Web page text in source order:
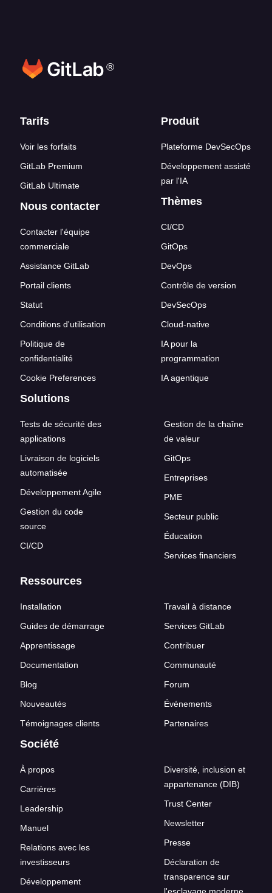
®
Liens en bas de page
Tarifs
Voir les forfaits
GitLab Premium
GitLab Ultimate
Nous contacter
Contacter l'équipe
commerciale
Assistance GitLab
Portail clients
Statut
Conditions d'utilisation
Politique de
confidentialité
Cookie Preferences
Produit
Plateforme DevSecOps
Développement assisté
par l'IA
Thèmes
CI/CD
GitOps
DevOps
Contrôle de version
DevSecOps
Cloud-native
IA pour la
programmation
IA agentique
Solutions
Tests de sécurité des
applications
Livraison de logiciels
automatisée
Développement Agile
Gestion du code
source
CI/CD
Gestion de la chaîne
de valeur
GitOps
Entreprises
PME
Secteur public
Éducation
Services financiers
Ressources
Installation
Guides de démarrage
Apprentissage
Documentation
Blog
Nouveautés
Témoignages clients
Travail à distance
Services GitLab
Contribuer
Communauté
Forum
Événements
Partenaires
Société
À propos
Carrières
Leadership
Manuel
Relations avec les
investisseurs
Développement
Diversité, inclusion et
appartenance (DIB)
Trust Center
Newsletter
Presse
Déclaration de
transparence sur